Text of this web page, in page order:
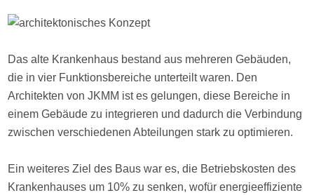
Das alte Krankenhaus bestand aus mehreren Gebäuden,
die in vier Funktionsbereiche unterteilt waren. Den
Architekten von JKMM ist es gelungen, diese Bereiche in
einem Gebäude zu integrieren und dadurch die Verbindung
zwischen verschiedenen Abteilungen stark zu optimieren.
Ein weiteres Ziel des Baus war es, die Betriebskosten des
Krankenhauses um 10% zu senken, wofür energieeffiziente